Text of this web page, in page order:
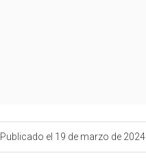
Publicado el 19 de marzo de 2024